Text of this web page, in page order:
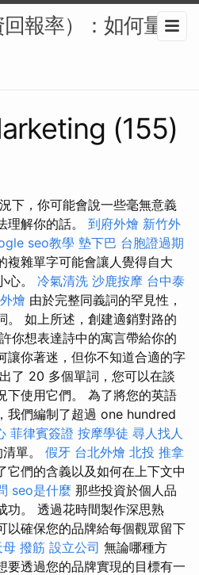
報率）：如何量化
(155)
下，你可能會說一些毫無意義
理解你的話。 到府外燴 新竹外
seo教學 墊下巴 台胞證過期
複雜單字可能會讓人覺得自大
。 冷氣清洗 沙鹿按摩 台中泰
燴 由於完整同義詞的罕見性，
。 如上所述，創建適銷對路的
你想表達詩中的寓言帶給你的
讓你著迷，但你不知道合適的字
了 20 多個單詞，您可以在談
下使用它們。 為了將您的英語
我們編制了超過 one hundred
菲律賓簽證 按摩學徒 尋人找人
單。 假牙 台北外燴 北投 推拿
它們的含義以及如何在上下文中
seo是什麼 那些投資於個人品
功。 透過花時間製作深思熟
以確保您的品牌給每個觀眾留下
母 撥筋 設立公司 無論哪種方
要透過您的品牌實現的目標有一